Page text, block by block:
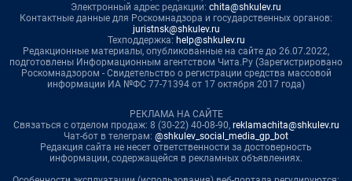
Электронный адрес редакции: chita@shkulev.ru
Контактные данные для Роскомнадзора и государственных органов:
juristnsk@shkulev.ru
Техподдержка: help@shkulev.ru
Редакционные материалы, опубликованные на сайте до 26.07.2022,
подготовлены Информационным агентством Чита.Ру (Зарегистрировано
Роскомнадзором - Свидетельство о регистрации средства массовой
информации ИА №ФС 77-71394 от 17 октября 2017 года)
РЕКЛАМА НА САЙТЕ
Связаться с отделом продаж: 8 (30-22) 40-08-90, reklamachita@shkulev.ru
Чат-бот в телеграм: @shkulev_social_media_gp_bot
Редакция сайта не несет ответственности за достоверность
информации, содержащейся в рекламных объявлениях.